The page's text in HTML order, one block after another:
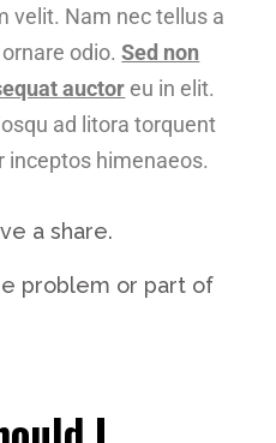
velit. Nam nec tellus a
odio.Sed non
auctor eu in elit.
ad litora torquent
inceptos himenaeos.
a share.
problem or part of